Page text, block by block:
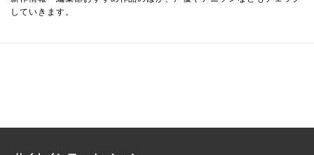
していきます。